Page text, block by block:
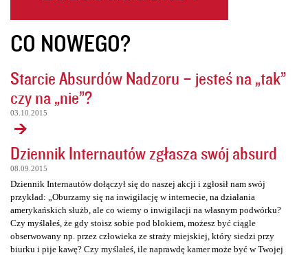
CO NOWEGO?
Starcie Absurdów Nadzoru – jesteś na „tak”
czy na „nie”?
03.10.2015
Dziennik Internautów zgłasza swój absurd
08.09.2015
Dziennik Internautów dołączył się do naszej akcji i zgłosił nam swój
przykład: „Oburzamy się na inwigilację w internecie, na działania
amerykańskich służb, ale co wiemy o inwigilacji na własnym podwórku?
Czy myślałeś, że gdy stoisz sobie pod blokiem, możesz być ciągle
obserwowany np. przez człowieka ze straży miejskiej, który siedzi przy
biurku i pije kawę? Czy myślałeś, ile naprawdę kamer może być w Twojej